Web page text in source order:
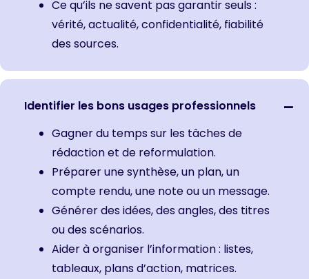
Ce qu’ils ne savent pas garantir seuls :
vérité, actualité, confidentialité, fiabilité
des sources.
Identifier les bons usages professionnels
Gagner du temps sur les tâches de
rédaction et de reformulation.
Préparer une synthèse, un plan, un
compte rendu, une note ou un message.
Générer des idées, des angles, des titres
ou des scénarios.
Aider à organiser l’information : listes,
tableaux, plans d’action, matrices.